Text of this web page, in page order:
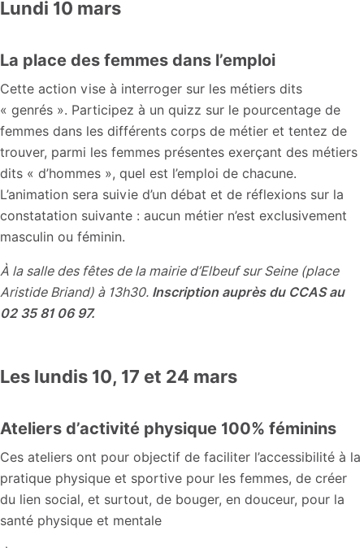
Lundi 10 mars
La place des femmes dans l’emploi
Cette action vise à interroger sur les métiers dits
« genrés ». Participez à un quizz sur le pourcentage de
femmes dans les différents corps de métier et tentez de
trouver, parmi les femmes présentes exerçant des métiers
dits « d’hommes », quel est l’emploi de chacune.
L’animation sera suivie d’un débat et de réflexions sur la
constatation suivante : aucun métier n’est exclusivement
masculin ou féminin.
À la salle des fêtes de la mairie d’Elbeuf sur Seine (place
Aristide Briand) à 13h30. Inscription auprès du CCAS au
02 35 81 06 97.
Les lundis 10, 17 et 24 mars
Ateliers d’activité physique 100% féminins
Ces ateliers ont pour objectif de faciliter l’accessibilité à la
pratique physique et sportive pour les femmes, de créer
du lien social, et surtout, de bouger, en douceur, pour la
santé physique et mentale